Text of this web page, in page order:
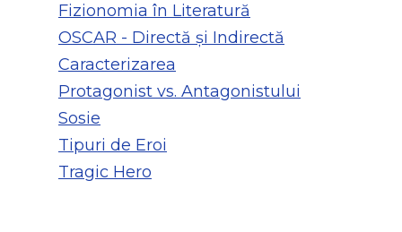
Fizionomia în Literatură
OSCAR - Directă și Indirectă
Caracterizarea
Protagonist vs. Antagonistului
Sosie
Tipuri de Eroi
Tragic Hero